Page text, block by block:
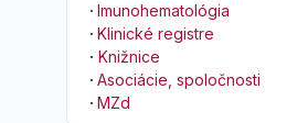
· Imunohematológia
· Klinické registre
· Knižnice
· Asociácie, spoločnosti
· MZd